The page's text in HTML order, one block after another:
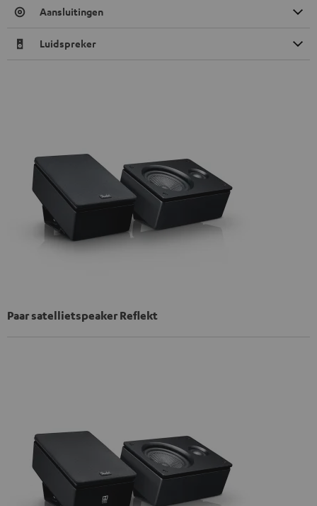
Aansluitingen
Luidspreker
Paar satellietspeaker Reflekt